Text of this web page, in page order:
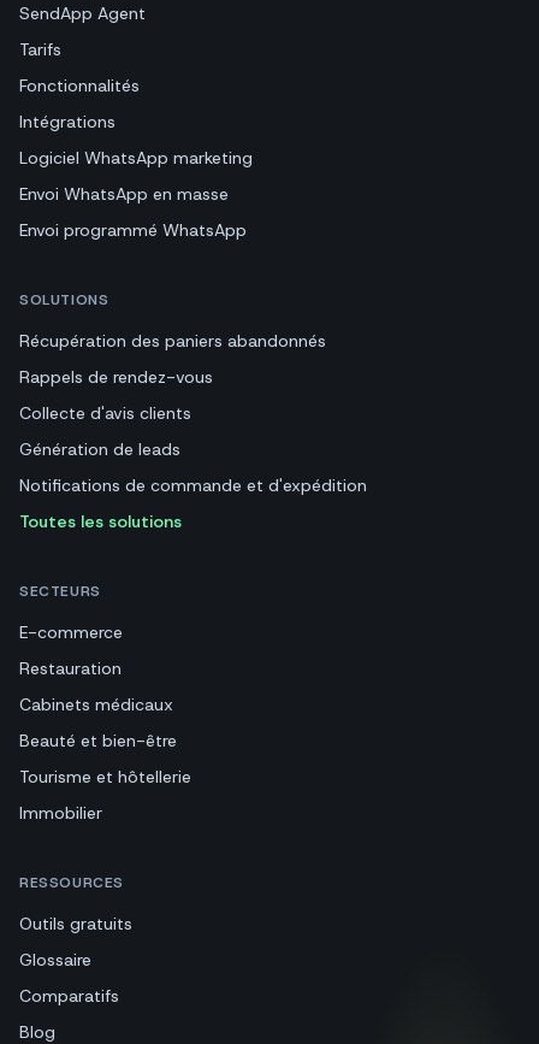
SendApp Agent
Tarifs
Fonctionnalités
Intégrations
Logiciel WhatsApp marketing
Envoi WhatsApp en masse
Envoi programmé WhatsApp
SOLUTIONS
Récupération des paniers abandonnés
Rappels de rendez-vous
Collecte d'avis clients
Génération de leads
Notifications de commande et d'expédition
Toutes les solutions
SECTEURS
E-commerce
Restauration
Cabinets médicaux
Beauté et bien-être
Tourisme et hôtellerie
Immobilier
RESSOURCES
Outils gratuits
Glossaire
Comparatifs
Blog